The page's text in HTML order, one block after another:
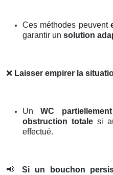
Ces méthodes peuvent
garantir un solution
❌ Laisser empirer la
UnWC
obstruction totale si
effectué.
📢
Si un bouchon